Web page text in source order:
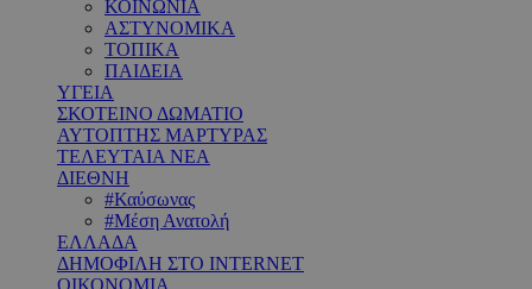
ΚΟΙΝΩΝΙΑ
ΑΣΤΥΝΟΜΙΚΑ
ΤΟΠΙΚΑ
ΠΑΙΔΕΙΑ
ΥΓΕΙΑ
ΣΚΟΤΕΙΝΟ ΔΩΜΑΤΙΟ
ΑΥΤΟΠΤΗΣ ΜΑΡΤΥΡΑΣ
ΤΕΛΕΥΤΑΙΑ ΝΕΑ
ΔΙΕΘΝΗ
#Καύσωνας
#Μέση Ανατολή
ΕΛΛΑΔΑ
ΔΗΜΟΦΙΛΗ ΣΤΟ INTERNET